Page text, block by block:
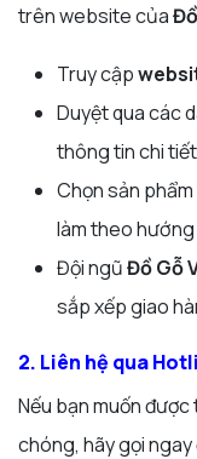
trên website của
Truy cập
Duyệt qua các
thông tin chi
Chọn sản
làm theo
Đội ngũĐồ Gỗ
sắp xếp giao
2. Liên hệ qua
Nếu bạn muốn
chóng, hãy gọi